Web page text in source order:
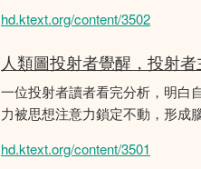
hd.ktext.org/content/3502
人類圖投射者覺醒，投射
一位投射者讀者看完分析，明白
力被思想注意力鎖定不動，形成
hd.ktext.org/content/3501